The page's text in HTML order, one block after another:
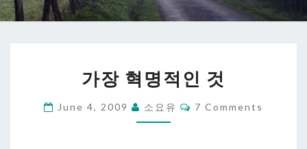
장
혁
명
가장 혁명적인 것
June 4, 2009 소요유 Comments
7 Comments